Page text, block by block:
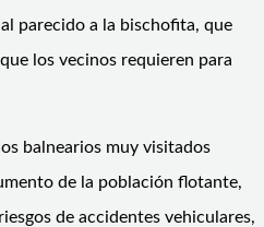
parecido a la bischofita, que
los vecinos requieren para
balnearios muy visitados
de la población flotante,
de accidentes vehiculares,